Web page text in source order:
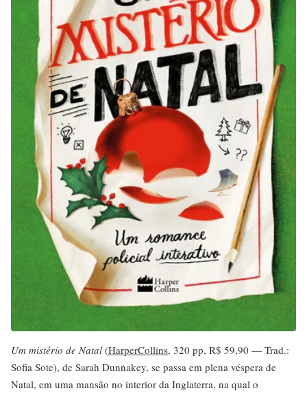
Um mistério de Natal (HarperCollins, 320 pp, R$ 59,90 — Trad.:
Sofia Sote), de Sarah Dunnakey, se passa em plena véspera de
Natal, em uma mansão no interior da Inglaterra, na qual o